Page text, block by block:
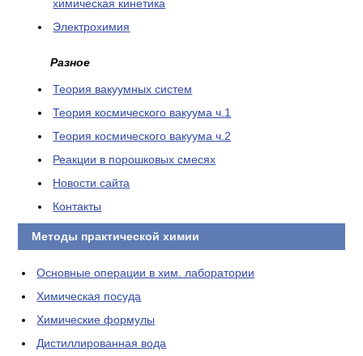
химическая кинетика
Электрохимия
Разное
Теория вакуумных систем
Теория космического вакуума ч.1
Теория космического вакуума ч.2
Реакции в порошковых смесях
Новости сайта
Контакты
Методы практической химии
Основные операции в хим. лаборатории
Химическая посуда
Химические формулы
Дистиллированная вода